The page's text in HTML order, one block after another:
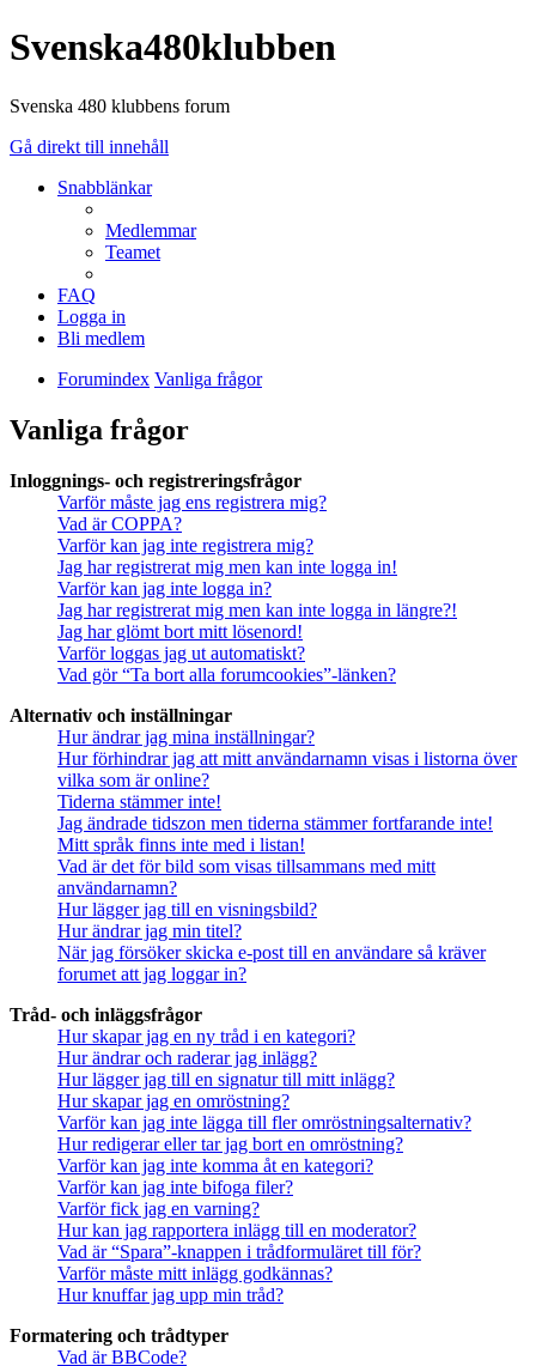
Svenska480klubben
Svenska 480 klubbens forum
Gå direkt till innehåll
Snabblänkar
Medlemmar
Teamet
FAQ
Logga in
Bli medlem
Forumindex Vanliga frågor
Vanliga frågor
Inloggnings- och registreringsfrågor
Varför måste jag ens registrera mig?
Vad är COPPA?
Varför kan jag inte registrera mig?
Jag har registrerat mig men kan inte logga in!
Varför kan jag inte logga in?
Jag har registrerat mig men kan inte logga in längre?!
Jag har glömt bort mitt lösenord!
Varför loggas jag ut automatiskt?
Vad gör “Ta bort alla forumcookies”-länken?
Alternativ och inställningar
Hur ändrar jag mina inställningar?
Hur förhindrar jag att mitt användarnamn visas i listorna över
vilka som är online?
Tiderna stämmer inte!
Jag ändrade tidszon men tiderna stämmer fortfarande inte!
Mitt språk finns inte med i listan!
Vad är det för bild som visas tillsammans med mitt
användarnamn?
Hur lägger jag till en visningsbild?
Hur ändrar jag min titel?
När jag försöker skicka e-post till en användare så kräver
forumet att jag loggar in?
Tråd- och inläggsfrågor
Hur skapar jag en ny tråd i en kategori?
Hur ändrar och raderar jag inlägg?
Hur lägger jag till en signatur till mitt inlägg?
Hur skapar jag en omröstning?
Varför kan jag inte lägga till fler omröstningsalternativ?
Hur redigerar eller tar jag bort en omröstning?
Varför kan jag inte komma åt en kategori?
Varför kan jag inte bifoga filer?
Varför fick jag en varning?
Hur kan jag rapportera inlägg till en moderator?
Vad är “Spara”-knappen i trådformuläret till för?
Varför måste mitt inlägg godkännas?
Hur knuffar jag upp min tråd?
Formatering och trådtyper
Vad är BBCode?